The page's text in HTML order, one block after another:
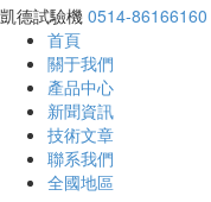
凱德試驗機 0514-86166160
首頁
關于我們
產品中心
新聞資訊
技術文章
聯系我們
全國地區